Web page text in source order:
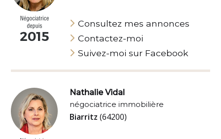
Consultez mes annonces
Contactez-moi
Suivez-moi sur Facebook
Nathalie Vidal
négociatrice immobilière
Biarritz(64200)